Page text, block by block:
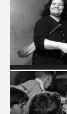
CONCIERGES